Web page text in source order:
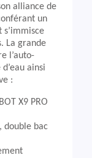
alliance de
un
La grande
l’auto-
ainsi
:
X9 PRO
double bac